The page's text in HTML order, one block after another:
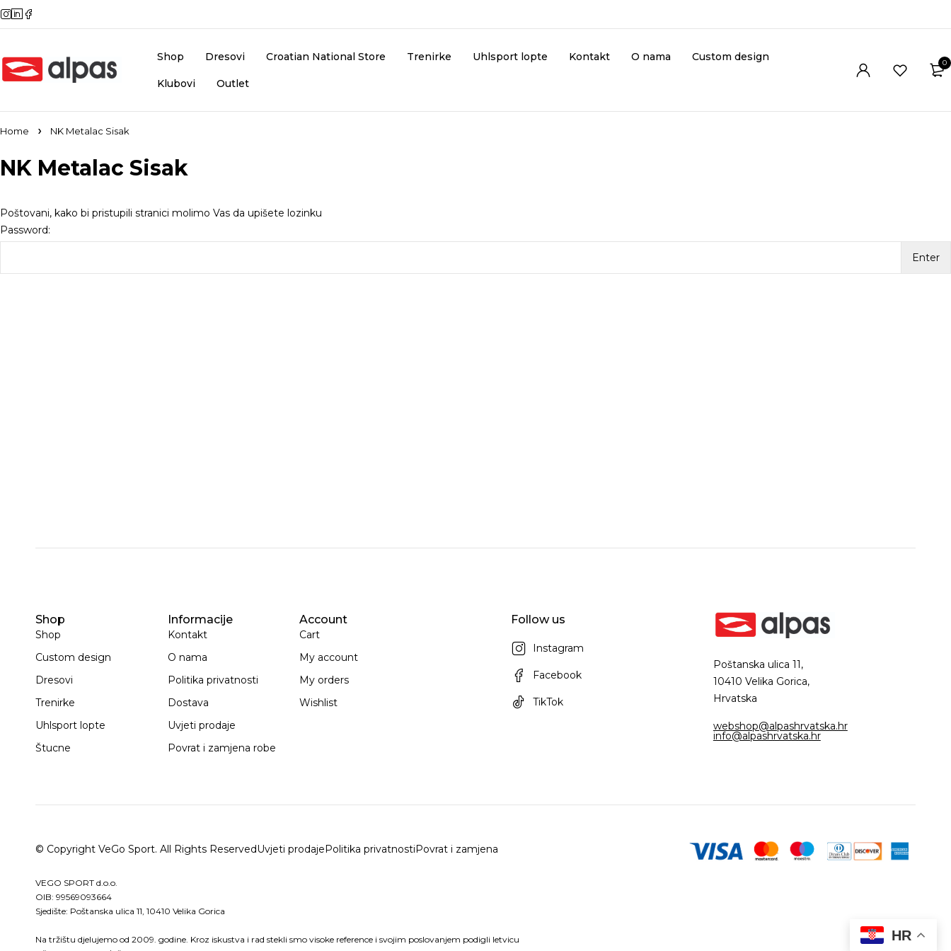
Shop Dresovi Croatian National Store Trenirke Uhlsport lopte Kontakt O nama Custom design
Klubovi Outlet
0
Home NK Metalac Sisak
NK Metalac Sisak
Poštovani, kako bi pristupili stranici molimo Vas da upišete lozinku
Password:
Shop
Shop
Custom design
Dresovi
Trenirke
Uhlsport lopte
Štucne
Informacije
Kontakt
O nama
Politika privatnosti
Dostava
Uvjeti prodaje
Povrat i zamjena robe
Account
Cart
My account
My orders
Wishlist
Follow us
Instagram
Facebook
TikTok
Poštanska ulica 11,
10410 Velika Gorica,
Hrvatska
webshop@alpashrvatska.hr
info@alpashrvatska.hr
© Copyright VeGo Sport. All Rights ReservedUvjeti prodajePolitika privatnostiPovrat i zamjena
VEGO SPORT d.o.o.
OIB: 99569093664
Sjedište: Poštanska ulica 11, 10410 Velika Gorica
Na tržištu djelujemo od 2009. godine. Kroz iskustva i rad stekli smo visoke reference i svojim poslovanjem podigli letvicu
HR